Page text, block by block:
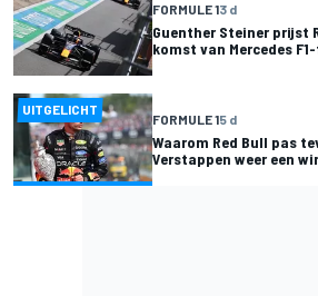
FORMULE 13 d
Guenther Steiner prijst
komst van Mercedes
UITGELICHT
FORMULE 15 d
Waarom Red Bull pas
Verstappen weer een